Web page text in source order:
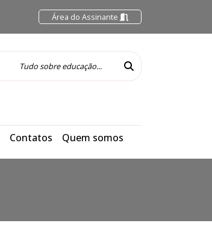
Área do Assinante
Contatos Quem somos